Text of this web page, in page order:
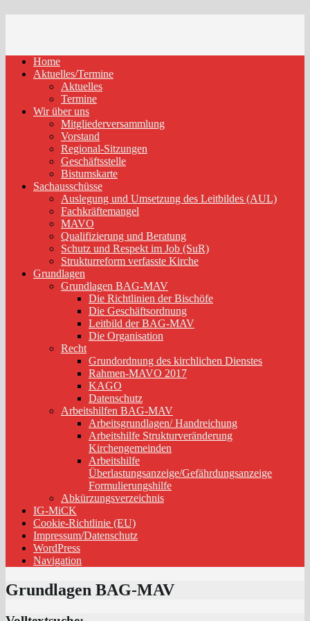
Home
Aktuelles/Termine
Aktuelles
Termine
Wir über uns
Mitgliederversammlung
Vorstand
Regional-Sitzungen
Geschäftsstelle
Bistumskarte
Sachausschüsse
Auslegung und Umsetzung des Leitbildes (AUL)
Fachkräftemangel
MAVO
Qualifizierung und Beratung
Schutz und Respekt im Job (SuR)
Strukturreform verfasste Kirche
Grundlagen
Grundlagen BAG-MAV
Die Richtlinien der Bischöfe
Die Geschäftsordnung
Leitbild der BAG-MAV
Die Organisation
Recht
Grundordnung des kirchlichen Dienstes
Rahmen-MAVO 2017
KAGO
Datenschutz
Arbeitshilfen BAG-MAV
Arbeitsgrundlagen/ Handreichung
Arbeitshilfe Strukturveränderung
Kirchengemeinden
Arbeitshilfe
Überlastungsanzeige/Gefährdungsanzeige
Formulierungshilfe
Abkürzungsverzeichnis
IG-MiCK
Cookie-Richtlinie (EU)
Impressum/Datenschutz
WordPress
Navigation
Grundlagen BAG-MAV